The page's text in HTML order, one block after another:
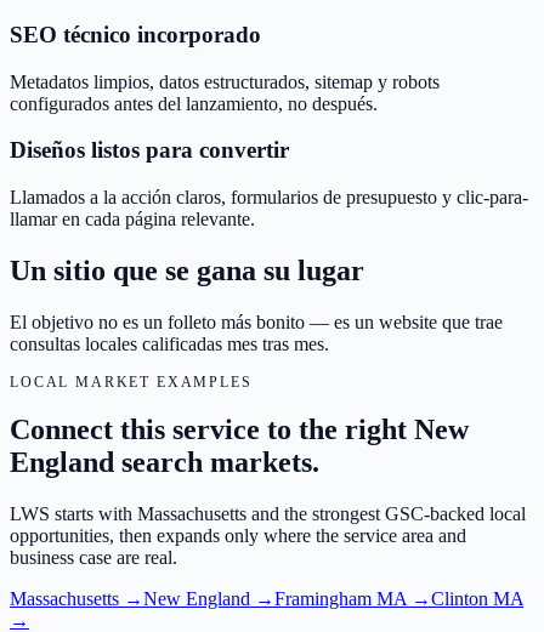
SEO técnico incorporado
Metadatos limpios, datos estructurados, sitemap y robots
configurados antes del lanzamiento, no después.
Diseños listos para convertir
Llamados a la acción claros, formularios de presupuesto y clic-para-
llamar en cada página relevante.
Un sitio que se gana su lugar
El objetivo no es un folleto más bonito — es un website que trae
consultas locales calificadas mes tras mes.
LOCAL MARKET EXAMPLES
Connect this service to the right New
England search markets.
LWS starts with Massachusetts and the strongest GSC-backed local
opportunities, then expands only where the service area and
business case are real.
Massachusetts →New England →Framingham MA →Clinton MA
→